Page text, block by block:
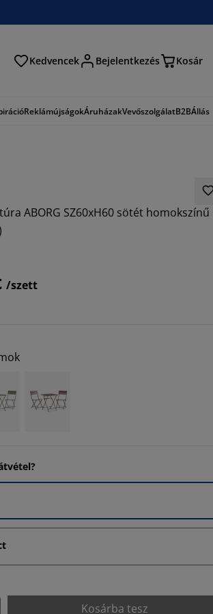
Kedvencek Bejelentkezés Kosár
ReklámújságokÁruházakVevőszolgálatB2BÁllás
ABORG SZ60xH60 sötét homokszínű
/szett
Kosárba tesz